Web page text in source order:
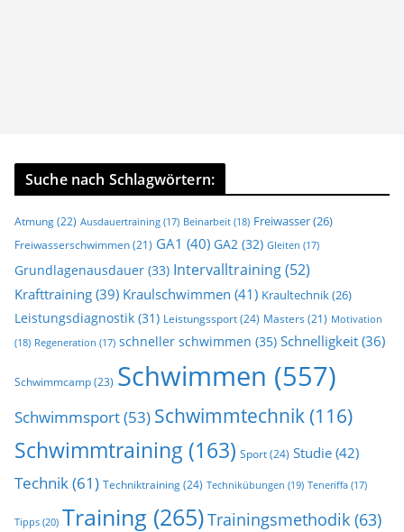
Suche nach Schlagwörtern:
Atmung(22) Ausdauertraining (17) Beinarbeit (18) Freiwasser(26)
Freiwasserschwimmen (21) GA1 (40) GA2 (32) Gleiten (17)
Grundlagenausdauer (33) Intervalltraining(52)
Krafttraining (39) Kraulschwimmen (41) Kraultechnik(26)
Leistungsdiagnostik (31) Leistungssport(24) Masters (21) Motivation
(18) Regeneration (17) schneller schwimmen (35) Schnelligkeit (36)
Schwimmcamp(23) Schwimmen (557)
Schwimmsport(53) Schwimmtechnik(116)
Schwimmtraining (163) Sport(24) Studie (42)
Technik(61) Techniktraining(24) Technikübungen (19) Teneriffa (17)
Tipps (20) Training (265)Trainingsmethodik (63)